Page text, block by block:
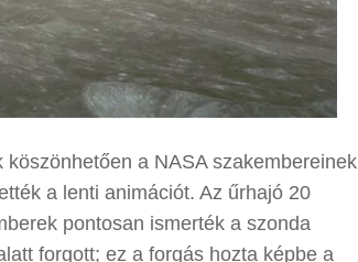
a NASA szakembereinek
a lenti animációt. Az űrhajó 20
pontosan ismerték a szonda
forgott; ez a forgás hozta képbe a